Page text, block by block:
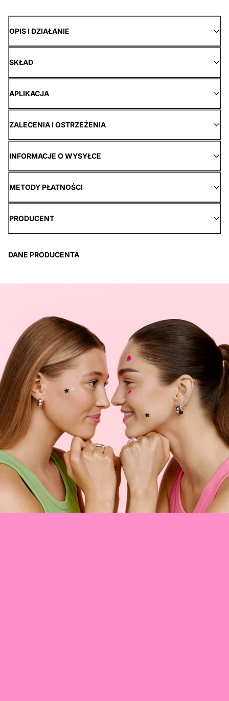
OPIS I DZIAŁANIE
SKŁAD
APLIKACJA
ZALECENIA I OSTRZEŻENIA
INFORMACJE O WYSYŁCE
METODY PŁATNOŚCI
PRODUCENT
DANE PRODUCENTA